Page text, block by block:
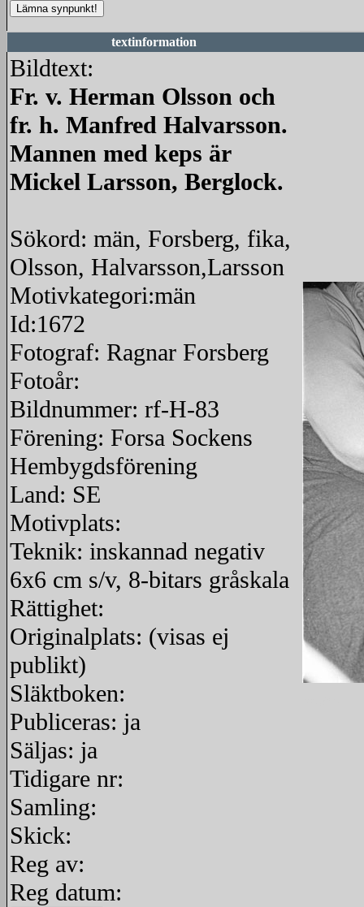
textinformation
Bildtext:
Fr. v. Herman Olsson och
fr. h. Manfred Halvarsson.
Mannen med keps är
Mickel Larsson, Berglock.
Sökord: män, Forsberg, fika,
Olsson, Halvarsson,Larsson
Motivkategori:män
Id:1672
Fotograf: Ragnar Forsberg
Fotoår:
Bildnummer: rf-H-83
Förening: Forsa Sockens
Hembygdsförening
Land: SE
Motivplats:
Teknik: inskannad negativ
6x6 cm s/v, 8-bitars gråskala
Rättighet:
Originalplats: (visas ej
publikt)
Släktboken:
Publiceras: ja
Säljas: ja
Tidigare nr:
Samling:
Skick:
Reg av:
Reg datum: